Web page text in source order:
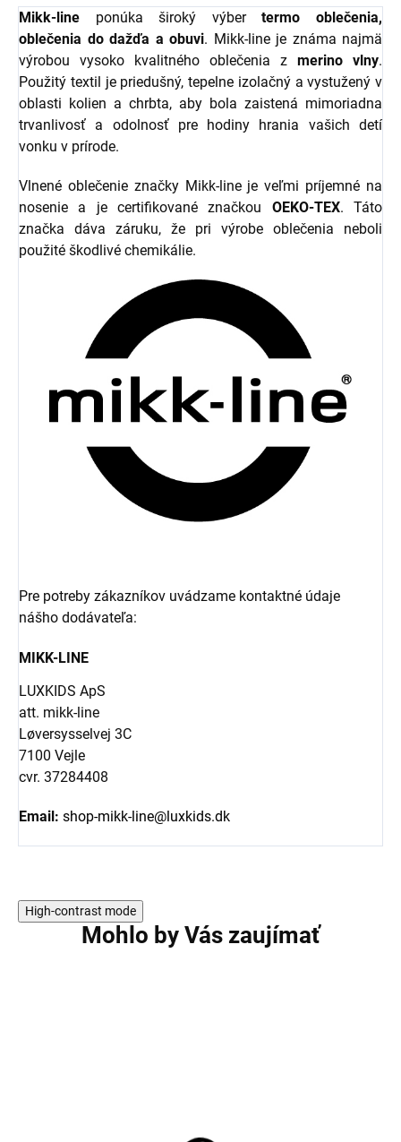
Mikk-line ponúka široký výbertermo oblečenia,
oblečenia do dažďa a obuvi. Mikk-line je známa najmä
výrobou vysoko kvalitného oblečenia z merino vlny.
Použitý textil je priedušný, tepelne izolačný a vystužený v
oblasti kolien a chrbta, aby bola zaistená mimoriadna
trvanlivosť a odolnosť pre hodiny hrania vašich detí
vonku v prírode.
Vlnené oblečenie značky Mikk-line je veľmi príjemné na
nosenie a je certifikované značkou OEKO-TEX. Táto
značka dáva záruku, že pri výrobe oblečenia neboli
použité škodlivé chemikálie.
Pre potreby zákazníkov uvádzame kontaktné údaje
nášho dodávateľa:
MIKK-LINE
LUXKIDS ApS
att. mikk-line
Løversysselvej 3C
7100 Vejle
cvr. 37284408
Email: shop-mikk-line@luxkids.dk
High-contrast mode
Mohlo by Vás zaujímať